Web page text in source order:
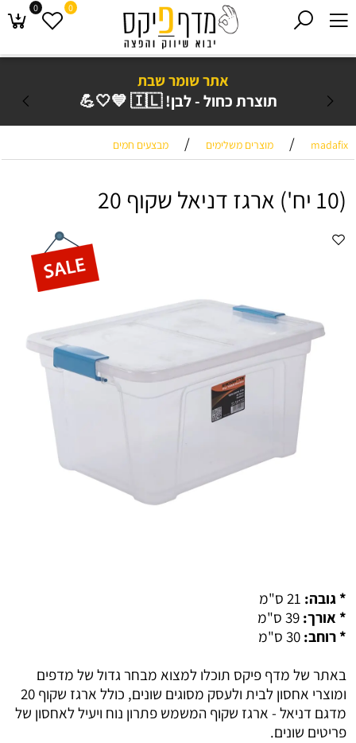
אתר שומר שבת
תוצרת כחול - לבן! 🇮🇱 💙🤍💪
0 0
madafix
/ מוצרים משלימים / מבצעים חמים
(10 יח') ארגז דניאל שקוף 20
* גובה: 21 ס"מ
* אורך:
* רוחב:
באתר של מדף פיקס תוכלו למצוא מבחר גדול של מדפים
ומוצרי אחסון לבית ולעסק מסוגים שונים, כולל ארגז שקוף 20
מדגם דניאל - ארגז שקוף המשמש פתרון נוח ויעיל לאחסון של
פריטים שונים.